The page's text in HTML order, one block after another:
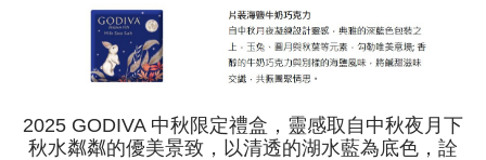
2025 GODIVA 中秋限定禮盒，靈感取自中秋夜月下
秋水粼粼的優美景致，以清透的湖水藍為底色，詮